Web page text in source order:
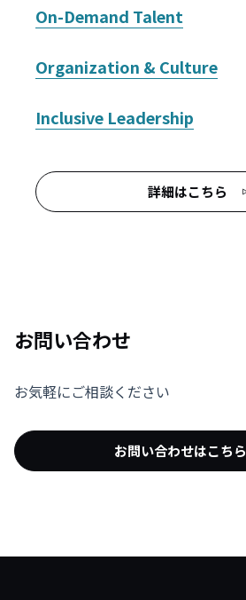
On-Demand Talent
Organization & Culture
Inclusive Leadership
詳細はこちら
お問い合わせ
お気軽にご相談ください
お問い合わせはこちら